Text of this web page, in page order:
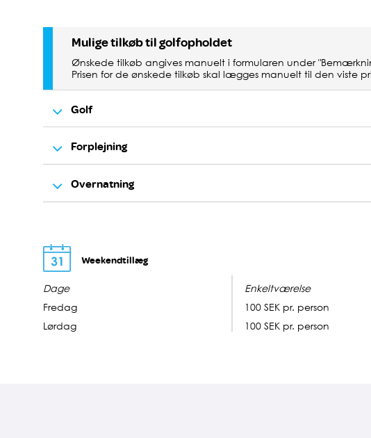
Mulige tilkøb til golfopholdet
Ønskede tilkøb angives manuelt i formularen under
Prisen for de ønskede tilkøb skal lægges manuelt til den viste
Golf
Ekstra greenfee til 18 huller
Forplejning
3-retters middag
Overnatning
Weekendtillæg
Dage Enkeltværelse
Fredag
100 SEK pr. person
Lørdag
100 SEK pr. person